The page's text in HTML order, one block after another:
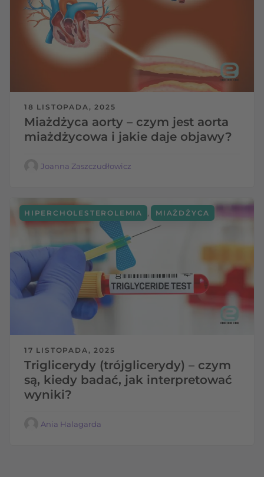
18 LISTOPADA, 2025
Miażdżyca aorty – czym jest aorta
miażdżycowa i jakie daje objawy?
Joanna Zaszczudłowicz
17 LISTOPADA, 2025
Triglicerydy (trójglicerydy) – czym
są, kiedy badać, jak interpretować
wyniki?
HIPERCHOLESTEROLEMIA MIAŻDŻYCA
Ania Halagarda